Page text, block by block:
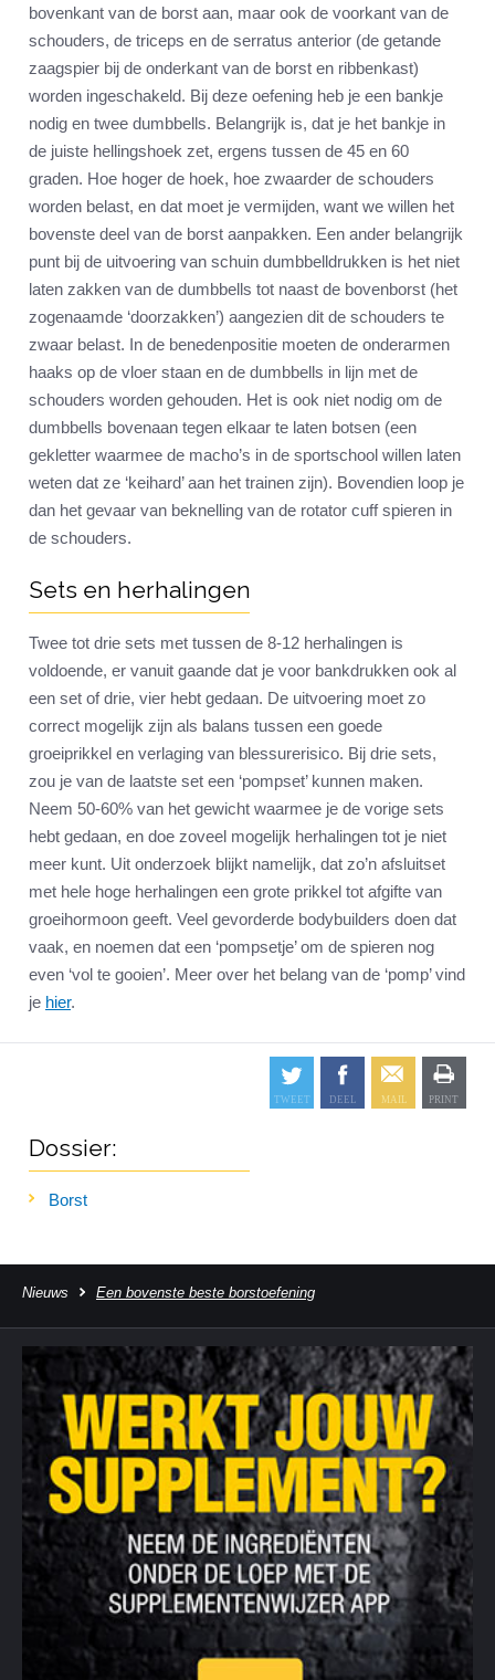
bovenkant van de borst aan, maar ook de voorkant van de
schouders, de triceps en de serratus anterior (de getande
zaagspier bij de onderkant van de borst en ribbenkast)
worden ingeschakeld. Bij deze oefening heb je een bankje
nodig en twee dumbbells. Belangrijk is, dat je het bankje in
de juiste hellingshoek zet, ergens tussen de 45 en 60
graden. Hoe hoger de hoek, hoe zwaarder de schouders
worden belast, en dat moet je vermijden, want we willen het
bovenste deel van de borst aanpakken. Een ander belangrijk
punt bij de uitvoering van schuin dumbbelldrukken is het niet
laten zakken van de dumbbells tot naast de bovenborst (het
zogenaamde ‘doorzakken’) aangezien dit de schouders te
zwaar belast. In de benedenpositie moeten de onderarmen
haaks op de vloer staan en de dumbbells in lijn met de
schouders worden gehouden. Het is ook niet nodig om de
dumbbells bovenaan tegen elkaar te laten botsen (een
gekletter waarmee de macho’s in de sportschool willen laten
weten dat ze ‘keihard’ aan het trainen zijn). Bovendien loop je
dan het gevaar van beknelling van de rotator cuff spieren in
de schouders.
Sets en herhalingen
Twee tot drie sets met tussen de 8-12 herhalingen is
voldoende, er vanuit gaande dat je voor bankdrukken ook al
een set of drie, vier hebt gedaan. De uitvoering moet zo
correct mogelijk zijn als balans tussen een goede
groeiprikkel en verlaging van blessurerisico. Bij drie sets,
zou je van de laatste set een ‘pompset’ kunnen maken.
Neem 50-60% van het gewicht waarmee je de vorige sets
hebt gedaan, en doe zoveel mogelijk herhalingen tot je niet
meer kunt. Uit onderzoek blijkt namelijk, dat zo’n afsluitset
met hele hoge herhalingen een grote prikkel tot afgifte van
groeihormoon geeft. Veel gevorderde bodybuilders doen dat
vaak, en noemen dat een ‘pompsetje’ om de spieren nog
even ‘vol te gooien’. Meer over het belang van de ‘pomp’ vind
je hier.
Dossier:
Borst
Nieuws Een bovenste beste borstoefening